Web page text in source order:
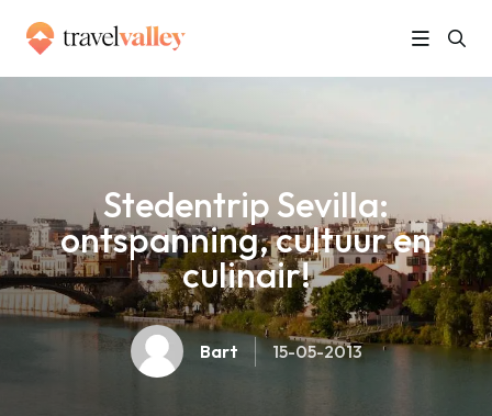
Stedentrip Sevilla:
ontspanning, cultuur en
culinair!
Bart 15-05-2013